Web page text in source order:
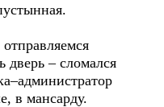
дверь – сломался
в мансарду.